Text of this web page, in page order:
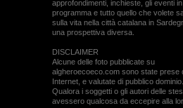
approfondimenti, inchieste, gli eventi in
programma e tutto quello che volete
sulla vita nella città catalana in
una prospettiva diversa.
DISCLAIMER
Alcune delle foto pubblicate su
algheroecoeco.com sono state prese
Internet, e valutate di pubblico dominio.
Qualora i soggetti o gli autori delle
avessero qualcosa da eccepire alla